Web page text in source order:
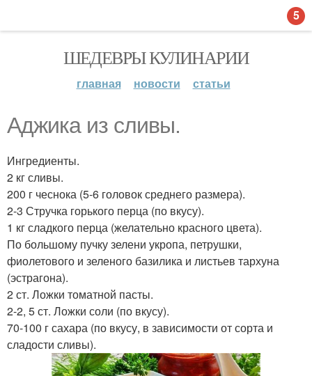
ШЕДЕВРЫ КУЛИНАРИИ
главная новости статьи
Аджика из сливы.
Ингредиенты.
2 кг сливы.
200 г чеснока (5-6 головок среднего размера).
2-3 Стручка горького перца (по вкусу).
1 кг сладкого перца (желательно красного цвета).
По большому пучку зелени укропа, петрушки,
фиолетового и зеленого базилика и листьев тархуна
(эстрагона).
2 ст. Ложки томатной пасты.
2-2, 5 ст. Ложки соли (по вкусу).
70-100 г сахара (по вкусу, в зависимости от сорта и
сладости сливы).
5